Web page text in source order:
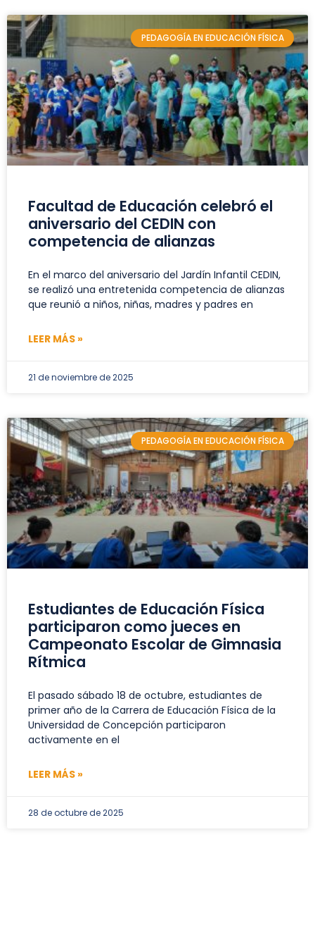
PEDAGOGÍA EN EDUCACIÓN FÍSICA
Facultad de Educación celebró el
aniversario del CEDIN con
competencia de alianzas
En el marco del aniversario del Jardín Infantil CEDIN,
se realizó una entretenida competencia de alianzas
que reunió a niños, niñas, madres y padres en
LEER MÁS »
21 de noviembre de 2025
PEDAGOGÍA EN EDUCACIÓN FÍSICA
Estudiantes de Educación Física
participaron como jueces en
Campeonato Escolar de Gimnasia
Rítmica
El pasado sábado 18 de octubre, estudiantes de
primer año de la Carrera de Educación Física de la
Universidad de Concepción participaron
activamente en el
LEER MÁS »
28 de octubre de 2025